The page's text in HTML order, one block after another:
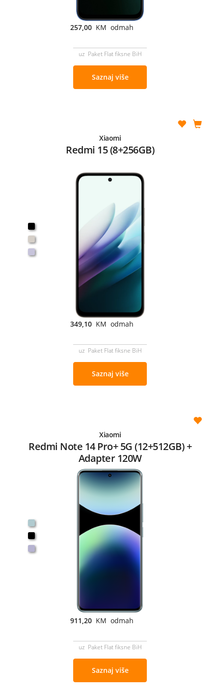
257,00 KM odmah
uz Paket Flat fiksne BiH
Saznaj više
Xiaomi
Redmi 15 (8+256GB)
349,10 KM odmah
uz Paket Flat fiksne BiH
Saznaj više
Xiaomi
Redmi Note 14 Pro+ 5G (12+512GB) +
Adapter 120W
911,20 KM odmah
uz Paket Flat fiksne BiH
Saznaj više